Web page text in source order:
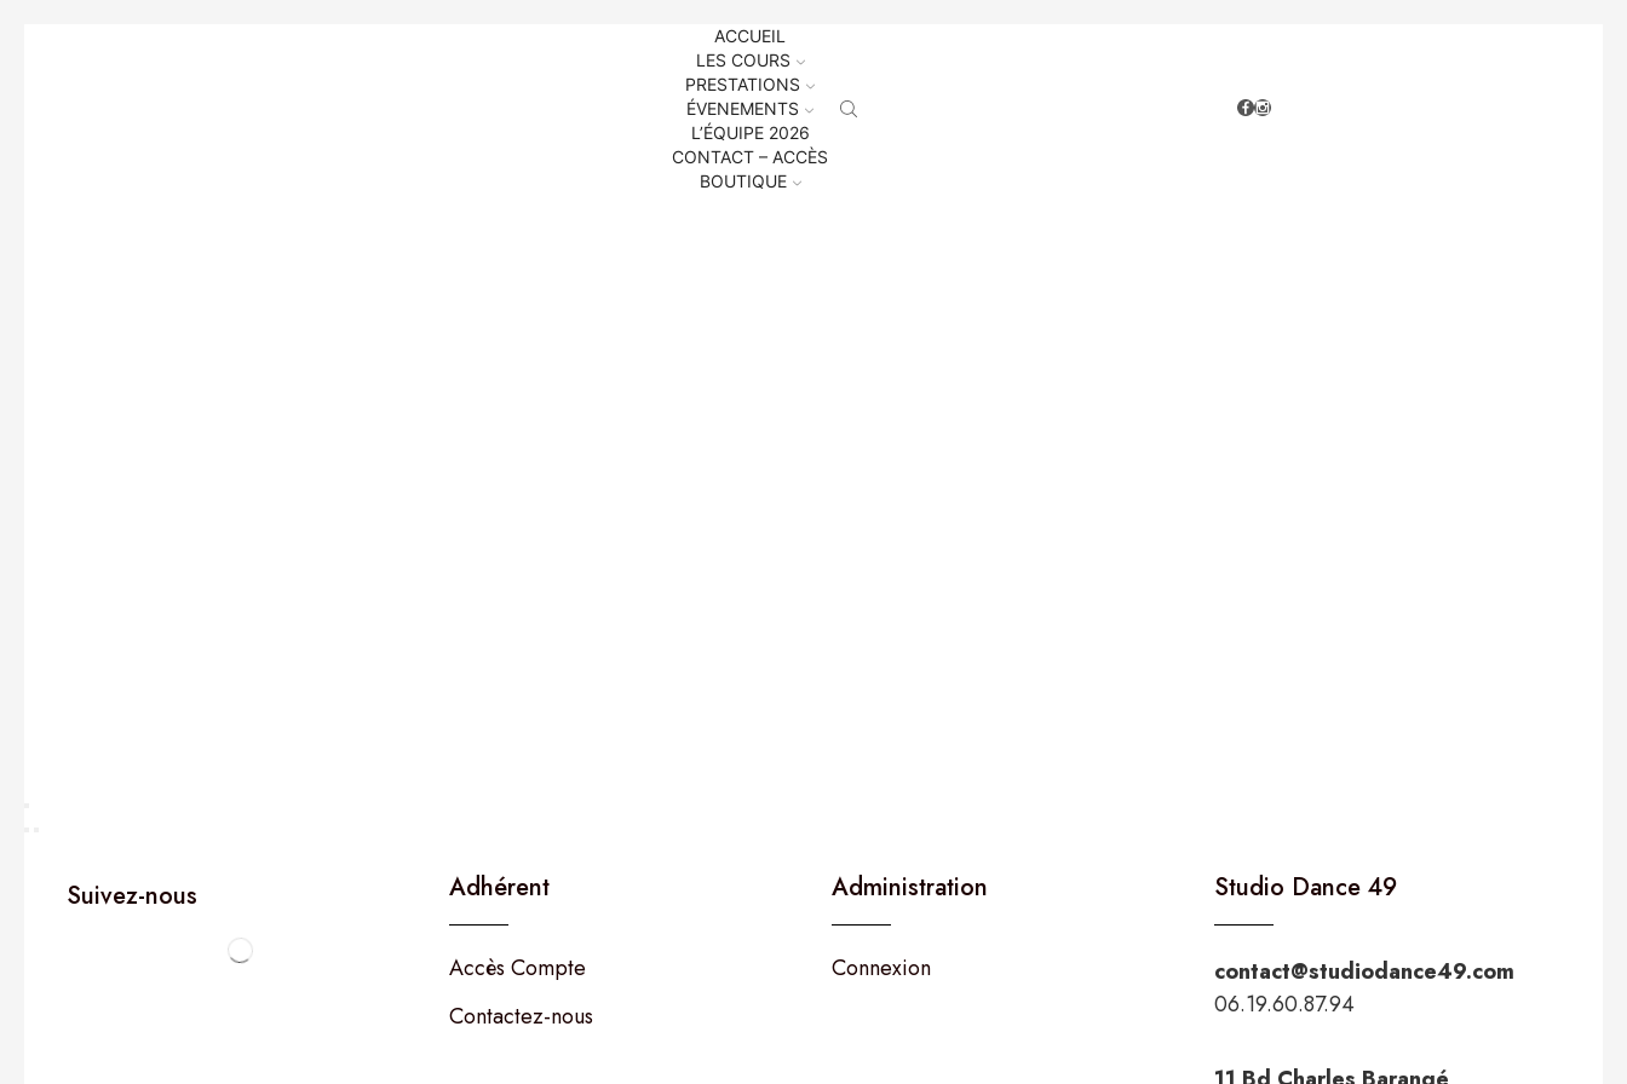
ACCUEIL
LES COURS
PRESTATIONS
ÉVENEMENTS
L’ÉQUIPE 2026
CONTACT – ACCÈS
BOUTIQUE
Suivez-nous Adhérent
Accès Compte
Contactez-nous
Administration
Connexion
Studio Dance 49
contact@studiodance49.com
06.19.60.87.94